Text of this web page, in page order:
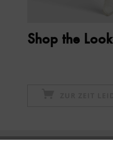
Shop the Look